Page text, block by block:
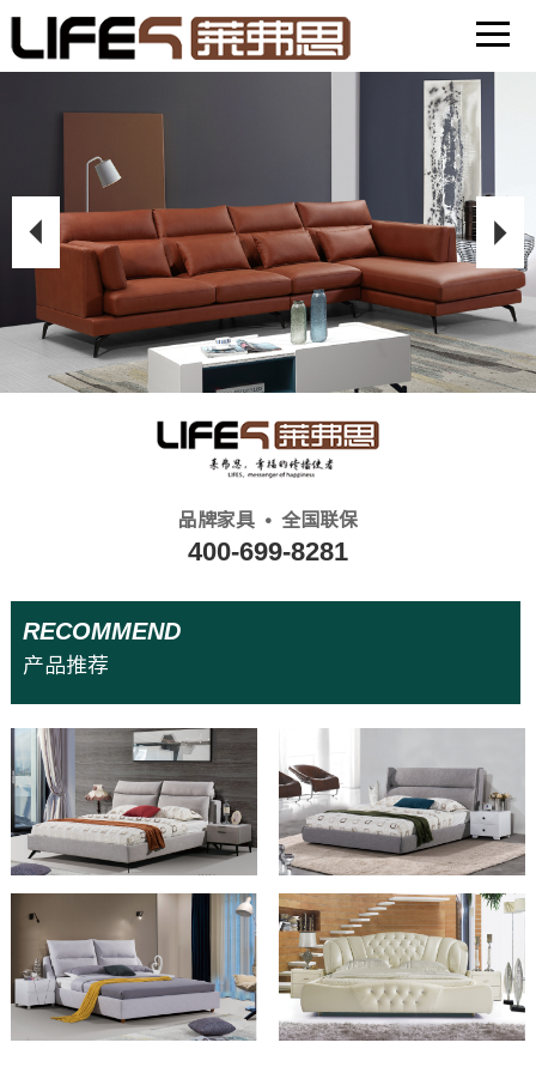
首页
关于我们
新闻中心
联系我们
品牌家具 • 全国联保
400-699-8281
RECOMMEND
产品推荐